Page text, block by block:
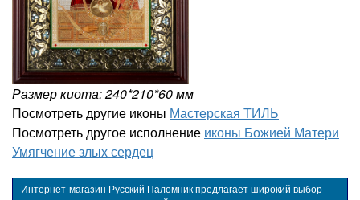
Размер киота: 240*210*60 мм
Посмотреть другие иконы Мастерская ТИЛЬ
Посмотреть другое исполнение иконы Божией Матери
Умягчение злых сердец
Интернет-магазин Русский Паломник предлагает широкий выбор